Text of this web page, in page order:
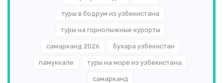
туры в бодрум из узбекистана
туры на горнолыжные курорты
самарканд 2026 бухара узбекистан
памуккале туры на море из узбекистана
самарканд